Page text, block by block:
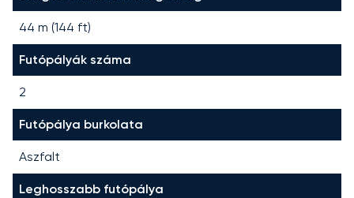
44 m (144 ft)
Futópályák száma
2
Futópálya burkolata
Aszfalt
Leghosszabb futópálya